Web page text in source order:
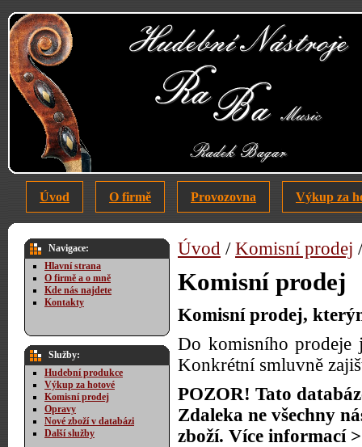
Úvod O firmě Provozovna Výkup za
Navigace:
Hlavní strana
O firmě a o mně
Kde nás najdete
Kontakty
Služby:
Hudební produkce
Výkup za hotové
Komisní prodej
Opravy
Nové zboží v databázi
Další služby
Úvod / Komisní prodej /
Komisní prodej
Komisní prodej,
Do komisního
Konkrétní smluvně
POZOR! Tato
Zdaleka ne všechny
zboží. Více informací